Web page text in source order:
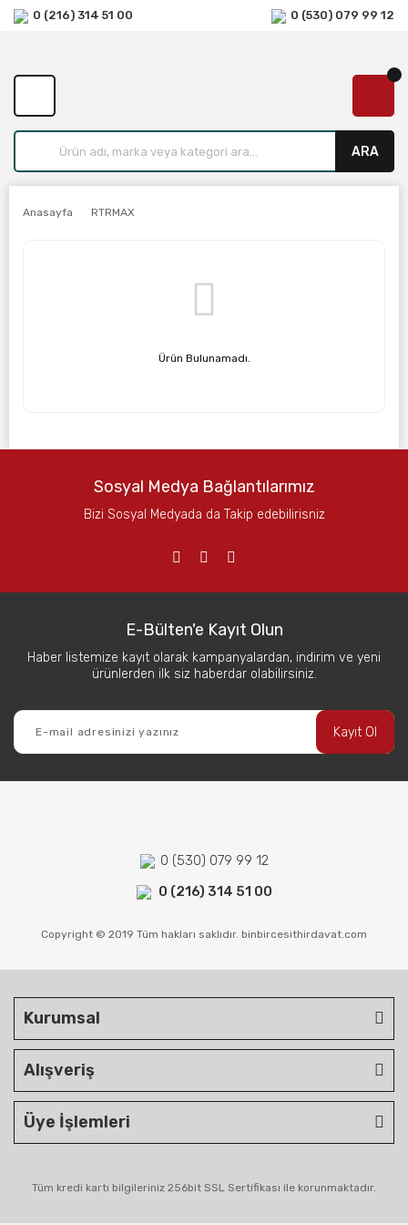
0 (216) 314 51 00 0 (530) 079 99 12
ARA
Anasayfa RTRMAX
Ürün Bulunamadı.
Sosyal Medya Bağlantılarımız
Bizi Sosyal Medyada da Takip edebilirisniz
E-Bülten'e Kayıt Olun
Haber listemize kayıt olarak kampanyalardan, indirim ve yeni
ürünlerden ilk siz haberdar olabilirsiniz.
Kayıt Ol
0 (530) 079 99 12
0 (216) 314 51 00
Copyright © 2019 Tüm hakları saklıdır. binbircesithirdavat.com
Kurumsal
Alışveriş
Üye İşlemleri
Tüm kredi kartı bilgileriniz 256bit SSL Sertifikası ile korunmaktadır.